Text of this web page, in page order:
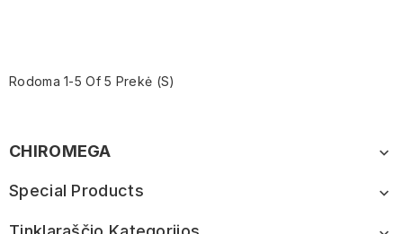
Rodoma 1-5 Of 5 Prekė (s)
CHIROMEGA 
Special Products 